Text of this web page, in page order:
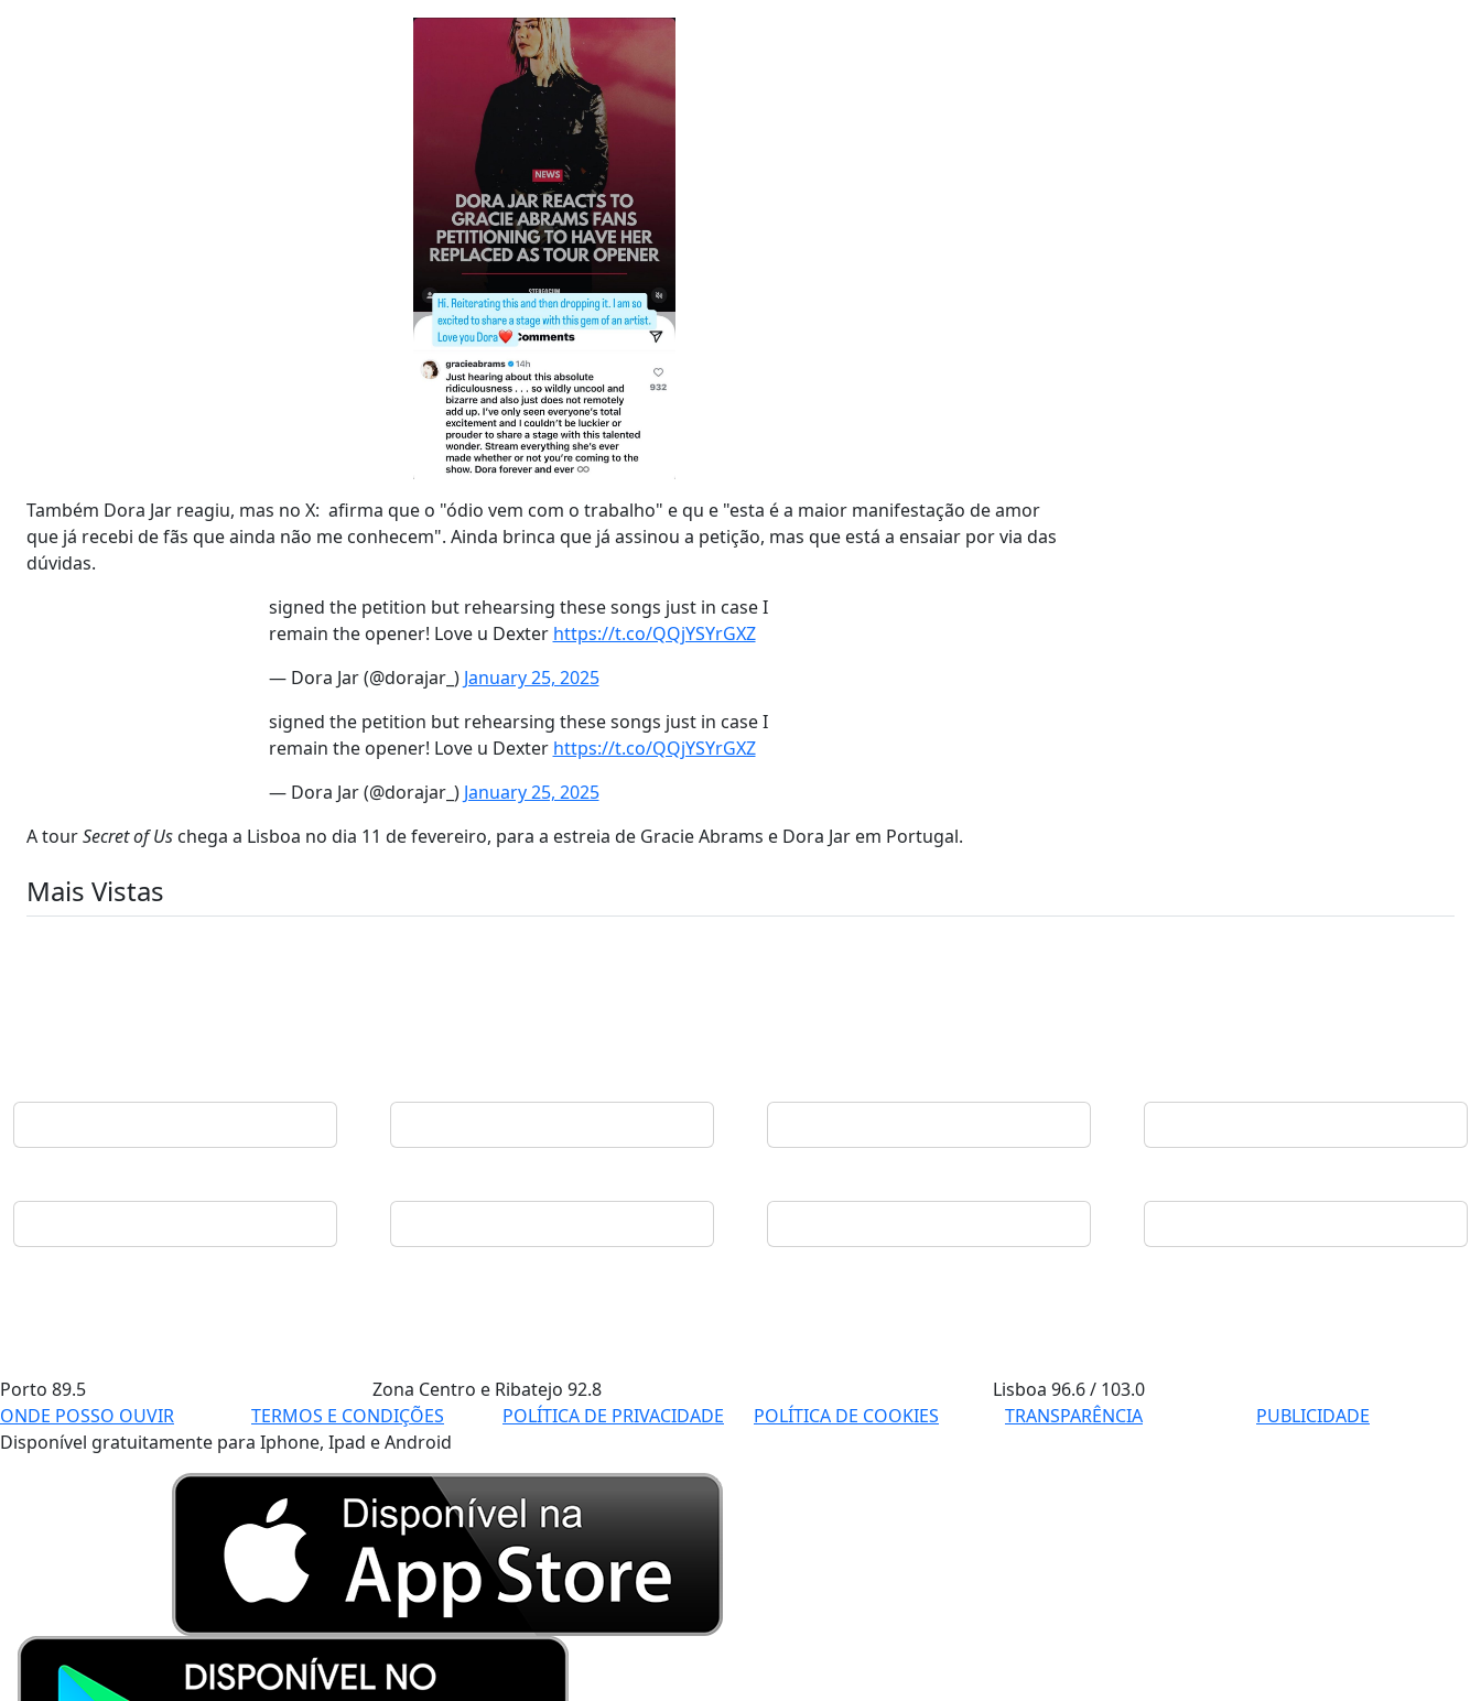
Também Dora Jar reagiu, mas no X: afirma que o "ódio vem com o trabalho" e qu e "esta é a maior manifestação de amor
que já recebi de fãs que ainda não me conhecem". Ainda brinca que já assinou a petição, mas que está a ensaiar por via das
dúvidas.
signed the petition but rehearsing these songs just in case I
remain the opener! Love u Dexter https://t.co/QQjYSYrGXZ
— Dora Jar (@dorajar_) January 25, 2025
signed the petition but rehearsing these songs just in case I
remain the opener! Love u Dexter https://t.co/QQjYSYrGXZ
— Dora Jar (@dorajar_) January 25, 2025
A tourSecret of Us chega a Lisboa no dia 11 de fevereiro, para a estreia de Gracie Abrams e Dora Jar em Portugal.
Mais Vistas
Porto 89.5 Zona Centro e Ribatejo 92.8 Lisboa96.6 / 103.0
ONDE POSSO OUVIR
TERMOS E CONDIÇÕES POLÍTICA DE PRIVACIDADE POLÍTICA DE COOKIES TRANSPARÊNCIA
PUBLICIDADE
Disponível gratuitamente para Iphone, Ipad e Android